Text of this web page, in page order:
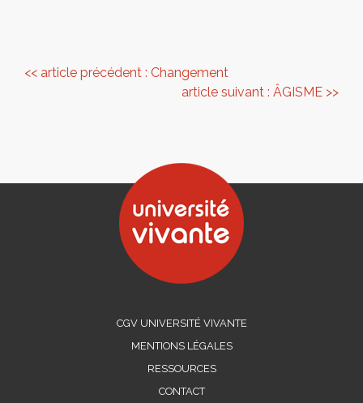
<< article précédent : Changement
article suivant : ÂGISME >>
CGV UNIVERSITÉ VIVANTE
MENTIONS LÉGALES
RESSOURCES
CONTACT